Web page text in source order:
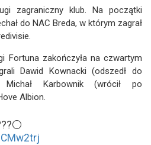
zagraniczny klub. Na początki
do NAC Breda, w którym zagrał
Fortuna zakończyła na czwartym
Dawid Kownacki (odszedł do
Karbownik (wrócił po
Albion.